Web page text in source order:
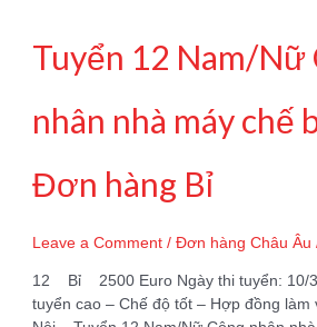
Tuyển 12 Nam/Nữ
nhân nhà máy chế
Đơn hàng Bỉ
Leave a Comment /Đơn hàng Châu Âu
12 Bỉ 2500 Euro Ngày thi tuyển: 10/
tuyển cao – Chế độ tốt – Hợp đồng làm